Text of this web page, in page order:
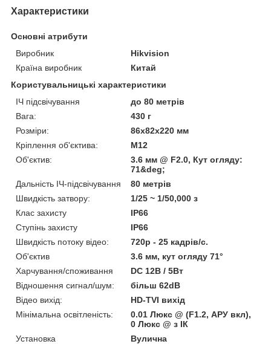
Характеристики
Основні атрибути
Виробник
Hikvision
Країна виробник
Китай
Користувальницькі характеристики
ІЧ підсвічування
до 80 метрів
Вага:
430 г
Розміри:
86х82х220 мм
Кріплення об'єктива:
М12
Об'єктив:
3.6 мм @ F2.0, Кут огляду:
71&deg;
Дальність ІЧ-підсвічування
80 метрів
Швидкість затвору:
1/25 ~ 1/50,000 з
Клас захисту
IP66
Ступінь захисту
IP66
Швидкість потоку відео:
720p - 25 кадрів/с.
Об'єктив
3.6 мм, кут огляду 71°
Харчування/споживання
DC 12В / 5Вт
Відношення сигнал/шум:
більш 62dB
Відео вихід:
HD-TVI вихід
Мінімальна освітленість:
0.01 Люкс @ (F1.2, АРУ вкл),
0 Люкс @ з ІК
Установка
Вулична